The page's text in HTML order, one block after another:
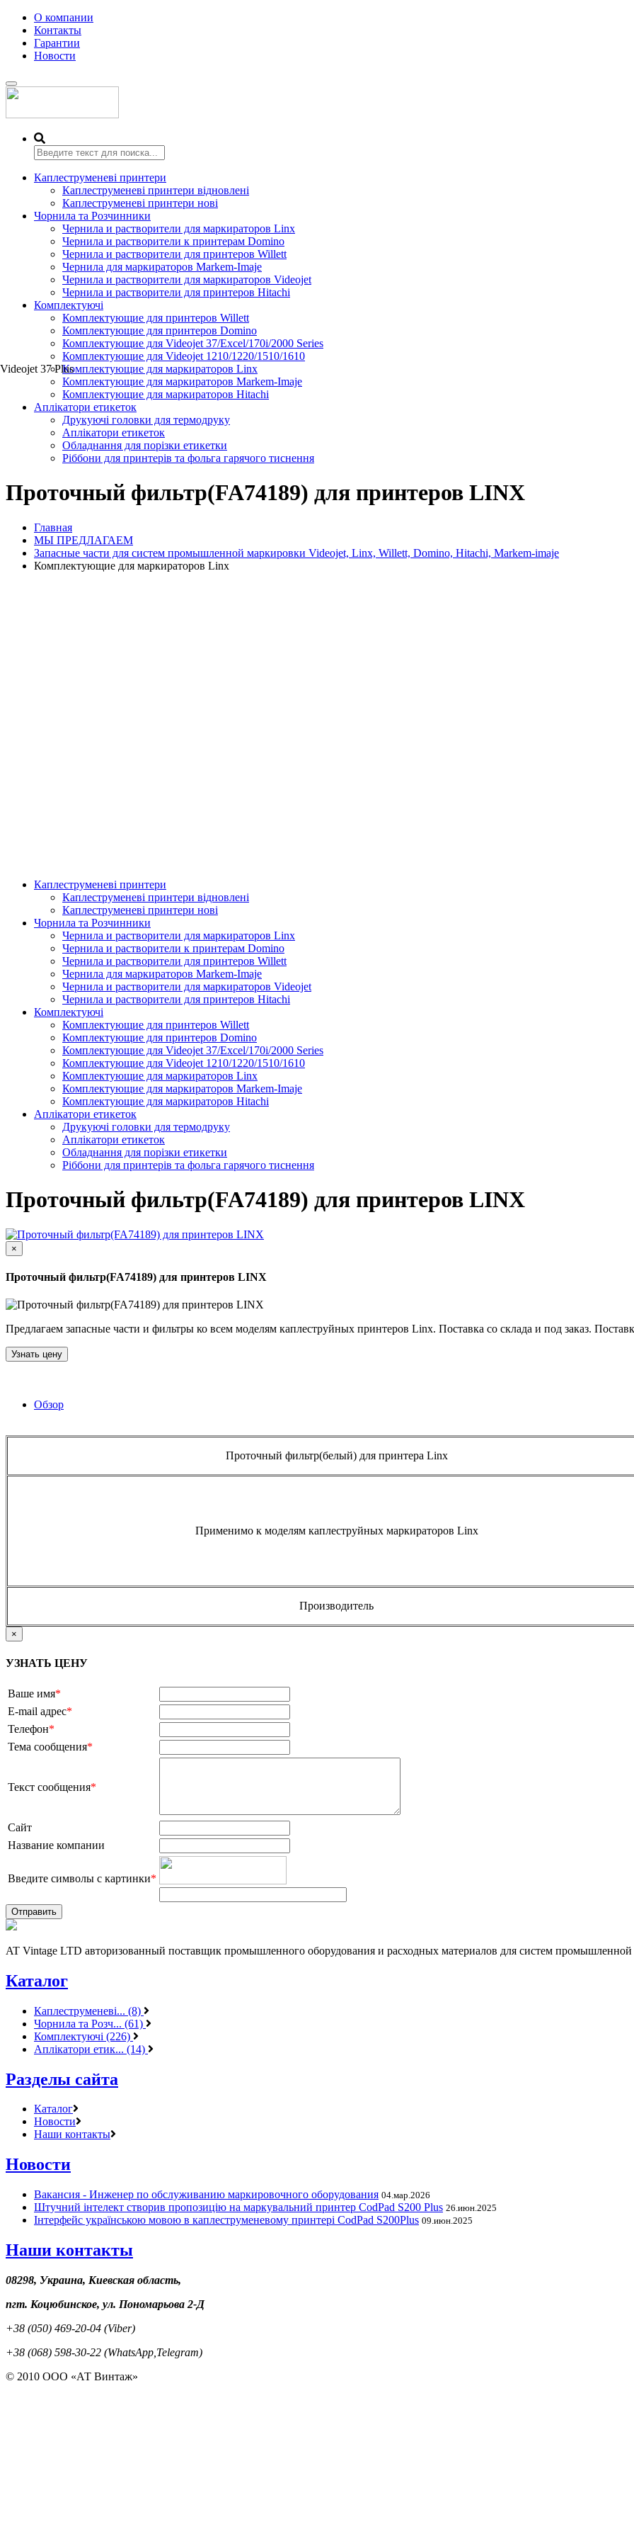
О компании
Контакты
Гарантии
Новости
Переключить
навигацию
Каплеструменеві принтери
Каплеструменеві принтери відновлені
Каплеструменеві принтери нові
Чорнила та Розчинники
Чернила и растворители для маркираторов Linx
Чернила и растворители к принтерам Domino
Чернила и растворители для принтеров Willett
Чернила для маркираторов Markem-Imaje
Чернила и растворители для маркираторов Videojet
Чернила и растворители для принтеров Hitachi
Комплектуючі
Комплектующие для принтеров Willett
Комплектующие для принтеров Domino
Комплектующие для Videojet 37/Excel/170i/2000 Series
Комплектующие для Videojet 1210/1220/1510/1610
Комплектующие для маркираторов Linx
Комплектующие для маркираторов Markem-Imaje
Комплектующие для маркираторов Hitachi
Аплікатори етикеток
Друкуючі головки для термодруку
Аплікатори етикеток
Обладнання для порізки етикетки
Ріббони для принтерів та фольга гарячого тиснення
Проточный фильтр(FA74189) для принтеров LINX
Главная
МЫ ПРЕДЛАГАЕМ
Запасные части для систем промышленной маркировки Videojet, Linx, Willett, Domino, Hitachi, Markem-imaje
Комплектующие для маркираторов Linx
Аплікатор для горизонтальної поклейки етикетки
Подробнее
Каплеструйный принтер CodPad S200 Plus для маркировки продукции
Videojet 37 Plus
Каплеструменеві принтери
Каплеструменеві принтери відновлені
Каплеструменеві принтери нові
Чорнила та Розчинники
Чернила и растворители для маркираторов Linx
Чернила и растворители к принтерам Domino
Чернила и растворители для принтеров Willett
Чернила для маркираторов Markem-Imaje
Чернила и растворители для маркираторов Videojet
Чернила и растворители для принтеров Hitachi
Комплектуючі
Комплектующие для принтеров Willett
Комплектующие для принтеров Domino
Комплектующие для Videojet 37/Excel/170i/2000 Series
Комплектующие для Videojet 1210/1220/1510/1610
Комплектующие для маркираторов Linx
Комплектующие для маркираторов Markem-Imaje
Комплектующие для маркираторов Hitachi
Аплікатори етикеток
Друкуючі головки для термодруку
Аплікатори етикеток
Обладнання для порізки етикетки
Ріббони для принтерів та фольга гарячого тиснення
Проточный фильтр(FA74189) для принтеров LINX
×
Проточный фильтр(FA74189) для принтеров LINX
Предлагаем запасные части и фильтры ко всем моделям каплеструйных принтеров Linx. Поставка со склада и под заказ.
Узнать цену
Обзор
Проточный фильтр(белый) для принтера Linx
Применимо к моделям каплеструйных маркираторов Linx
Производитель
×
УЗНАТЬ ЦЕНУ
Ваше имя*
E-mail адрес*
Телефон*
Тема сообщения*
Текст сообщения*
Сайт
Название компании
Введите символы с картинки*
AT Vintage LTD авторизованный поставщик промышленного оборудования и расходных материалов для систем
Каталог
Каплеструменеві... (8)
Чорнила та Розч... (61)
Комплектуючі (226)
Аплікатори етик... (14)
Разделы сайта
Каталог
Новости
Наши контакты
Новости
Вакансия - Инженер по обслуживанию маркировочного оборудования 04.мар.2026
Штучний інтелект створив пропозицію на маркувальний принтер CodPad S200 Plus 26.июн.2025
Інтерфейс українською мовою в каплеструменевому принтері CodPad S200Plus 09.июн.2025
Наши контакты
08298, Украина, Киевская область,
пгт. Коцюбинское, ул. Пономарьова 2-Д
+38 (050) 469-20-04 (Viber)
+38 (068) 598-30-22 (WhatsApp,Telegram)
© 2010 ООО «АТ Винтаж»